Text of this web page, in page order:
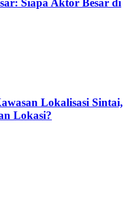
Siapa Aktor Besar di
Lokalisasi Sintai,
Lokasi?